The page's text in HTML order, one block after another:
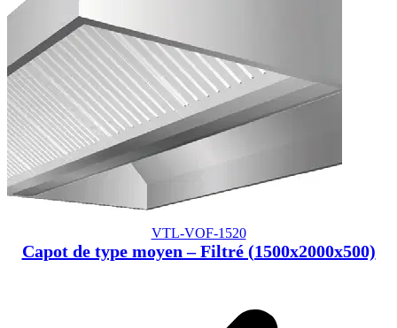
VTL-VOF-1520
Capot de type moyen – Filtré (1500x2000x500)